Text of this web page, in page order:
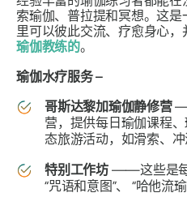
索瑜伽、普拉提和冥想。这
里可以彼此交流、疗愈身心，
瑜伽教练的。
瑜伽水疗服务 –
哥斯达黎加瑜伽静修营
营，提供每日瑜伽课程
态旅游活动，如滑索、
特别工作坊——这些是每
“咒语和意图”、
“哈他流